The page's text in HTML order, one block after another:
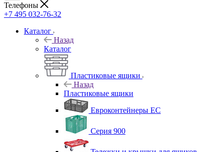
Телефоны
+7 495 032-76-32
Каталог
Назад
Каталог
Пластиковые ящики
Назад
Пластиковые ящики
Евроконтейнеры ЕС
Серия 900